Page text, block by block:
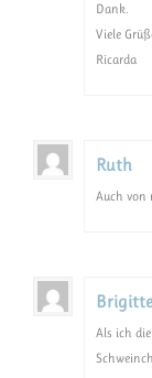
Dank.
Viele
Ricarda
Ruth
Auch von
Als ich